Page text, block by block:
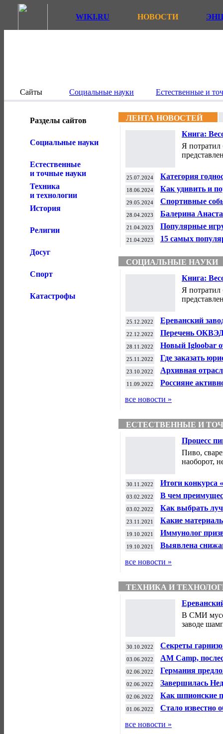
WIKI.RU НОВОСТИ
Сайты Социальные науки Естественные и
Разделы сайтов
Социальные науки
Естественные
и точные науки
Техника
и технологии
История
Религии
Досуг
Спорт
Катастрофы
ЛЕНТА НОВОСТЕЙ
Книга:
и
Я потратил
25.07.2024
Категория
Здоровье.
18.06.2024
Как удивить и
женщина.
29.05.2024 Спортивные
28.04.2023
Балерина
женщина.
21.04.2023
Популярные
- женщина.
21.04.2023
15 самых
СОЦИАЛЬНЫЕ НАУКИ
Книга:
и
Я потратил
25.12.2022
Ереванский
Экономика.
22.12.2022 Перечень ОКВЭД
28.11.2022
Новый Igloobar
социальные
25.11.2022
Где заказать
Юридическая
23.10.2022
Архивная
социальные
11.09.2022
Россияне
явления.
все новости »
ЕСТЕСТВЕННЫЕ И
Процесс
Пиво,
наоборот,
30.11.2022
Итоги конкурса
Экология.
03.02.2022
В чем
Медицина.
03.02.2022
Как выбрать
Медицина.
23.11.2021
Какие
протезирования
19.10.2021
Иммунолог
и работу .
19.10.2021
Выявлена
все новости »
ТЕХНИКА И
В СМИ
заводе
30.10.2022
Секреты
правильный
кулинария).
03.06.2022
AM Camp,
запрещён.
02.06.2022
Германия
02.06.2022
Завершилась
02.06.2022
Как шпионские
смартфонов .
01.06.2022
Стало известно
все новости »